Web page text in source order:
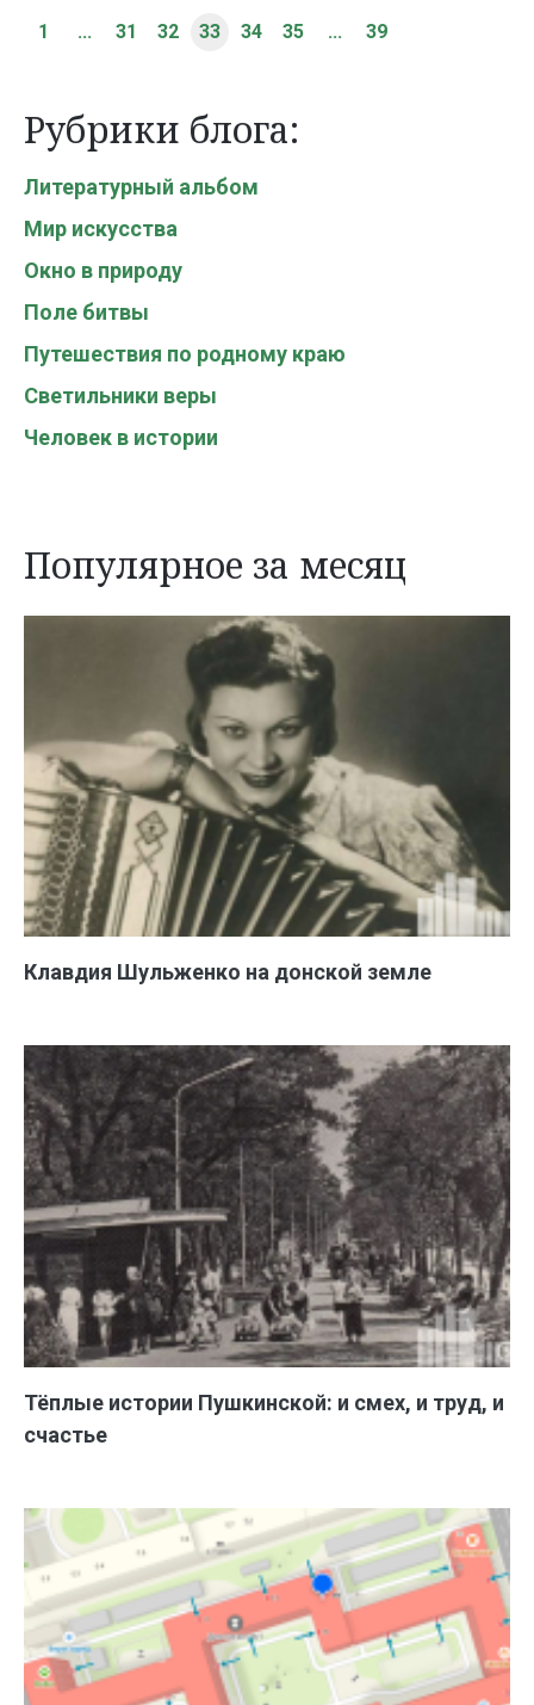
1 ... 31 32 33 34 35 ... 39
Рубрики блога:
Литературный альбом
Мир искусства
Окно в природу
Поле битвы
Путешествия по родному краю
Светильники веры
Человек в истории
Популярное за месяц
Клавдия Шульженко на донской земле
Тёплые истории Пушкинской: и смех, и труд, и
счастье